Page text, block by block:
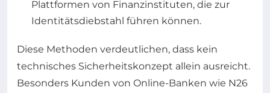
Plattformen von Finanzinstituten, die zur
Identitätsdiebstahl führen können.
Diese Methoden verdeutlichen, dass kein
technisches Sicherheitskonzept allein ausreicht.
Besonders Kunden von Online-Banken wie N26